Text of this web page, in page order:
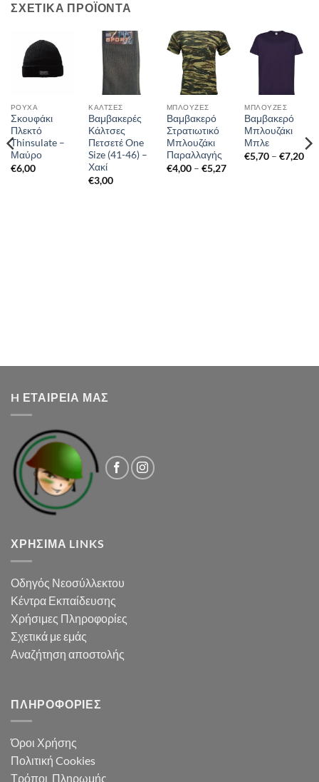
ΣΧΕΤΙΚΆ ΠΡΟΪΌΝΤΑ
ΡΟΎΧΑ
Σκουφάκι
Πλεκτό
Thinsulate –
Μαύρο
€6,00
ΚΆΛΤΣΕΣ
Βαμβακερές
Κάλτσες
Πετσετέ One
Size (41-46) –
Χακί
€3,00
ΜΠΛΟΎΖΕΣ
Βαμβακερό
Στρατιωτικό
Μπλουζάκι
Παραλλαγής
€4,00 – €5,27Price
ΜΠΛΟΎΖΕΣ
Βαμβακερό
Μπλουζάκι
Μπλε
€5,70 – €7,20
H ΕΤΑΙΡΕΙΑ ΜΑΣ
ΧΡΉΣΙΜΑ LINKS
Οδηγός Νεοσύλλεκτου
Κέντρα Εκπαίδευσης
Χρήσιμες Πληροφορίες
Σχετικά με εμάς
Αναζήτηση αποστολής
ΠΛΗΡΟΦΟΡΊΕΣ
Όροι Χρήσης
Πολιτική Cookies
Τρόποι Πληρωμής